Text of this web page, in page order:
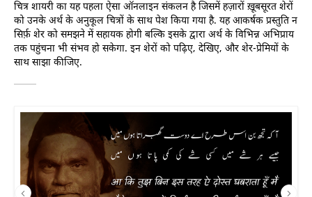
चित्र शायरी का यह पहला ऐसा ऑनलाइन संकलन है जिसमें हज़ारों ख़ूबसूरत शेरों
को उनके अर्थ के अनुकूल चित्रों के साथ पेश किया गया है. यह आकर्षक प्रस्तुति न
सिर्फ़ शेर को समझने में सहायक होगी बल्कि इसके द्वारा अर्थ के विभिन्न अभिप्राय
तक पहुंचना भी संभव हो सकेगा. इन शेरों को पढ़िए, देखिए, और शेर-प्रेमियों के
साथ साझा कीजिए.